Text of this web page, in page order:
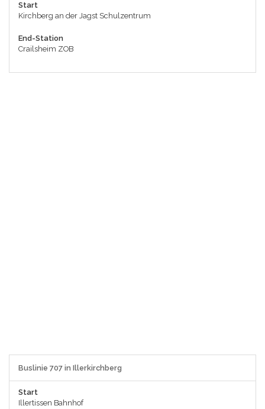
Start
Kirchberg an der Jagst Schulzentrum
End-Station
Crailsheim ZOB
Buslinie 707 in Illerkirchberg
Start
Illertissen Bahnhof